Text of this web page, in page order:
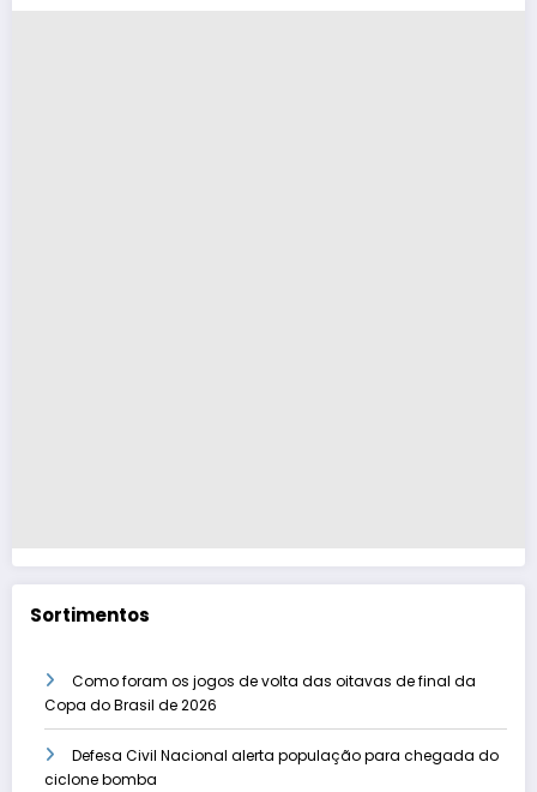
Sortimentos
Como foram os jogos de volta das oitavas de final da
Copa do Brasil de 2026
Defesa Civil Nacional alerta população para chegada do
ciclone bomba